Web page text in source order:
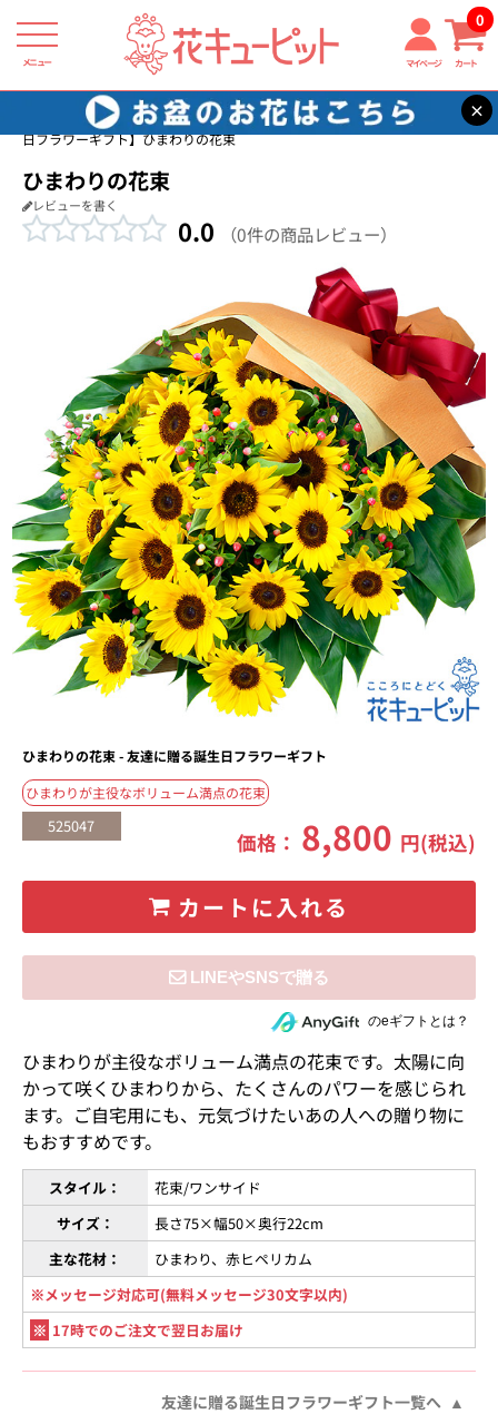
メニュー マイページ カート
0
×
花キューピット 友達に贈る誕生日フラワーギフト
【友達に贈る誕生
日フラワーギフト】ひまわりの花束
ひまわりの花束
レビューを書く
0.0 （0件の商品レビュー）
ひまわりの花束 - 友達に贈る誕生日フラワーギフト
ひまわりが主役なボリューム満点の花束
525047
価格： 8,800 円(税込)
カートに入れる
住所を知らない相手にeギフトで贈るのeギフトとは？
ひまわりが主役なボリューム満点の花束です。太陽に向
かって咲くひまわりから、たくさんのパワーを感じられ
ます。ご自宅用にも、元気づけたいあの人への贈り物に
もおすすめです。
スタイル：
花束/ワンサイド
サイズ：
長さ75×幅50×奥行22cm
主な花材：
ひまわり、赤ヒペリカム
※メッセージ対応可(無料メッセージ30文字以内)
※ 17時でのご注文で翌日お届け
友達に贈る誕生日フラワーギフト一覧へ